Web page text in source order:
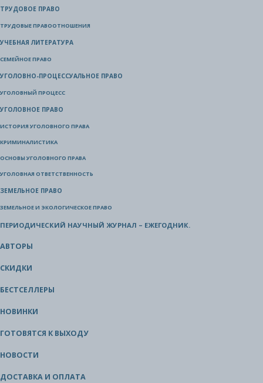
ТРУДОВОЕ ПРАВО
ТРУДОВЫЕ ПРАВООТНОШЕНИЯ
УЧЕБНАЯ ЛИТЕРАТУРА
СЕМЕЙНОЕ ПРАВО
УГОЛОВНО-ПРОЦЕССУАЛЬНОЕ ПРАВО
УГОЛОВНЫЙ ПРОЦЕСС
УГОЛОВНОЕ ПРАВО
ИСТОРИЯ УГОЛОВНОГО ПРАВА
КРИМИНАЛИСТИКА
ОСНОВЫ УГОЛОВНОГО ПРАВА
УГОЛОВНАЯ ОТВЕТСТВЕННОСТЬ
ЗЕМЕЛЬНОЕ ПРАВО
ЗЕМЕЛЬНОЕ И ЭКОЛОГИЧЕСКОЕ ПРАВО
ПЕРИОДИЧЕСКИЙ НАУЧНЫЙ ЖУРНАЛ – ЕЖЕГОДНИК.
АВТОРЫ
СКИДКИ
БЕСТСЕЛЛЕРЫ
НОВИНКИ
ГОТОВЯТСЯ К ВЫХОДУ
НОВОСТИ
ДОСТАВКА И ОПЛАТА